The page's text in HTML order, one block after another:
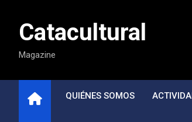
contenidoCatacultural
Magazine
QUIÉNES SOMOS